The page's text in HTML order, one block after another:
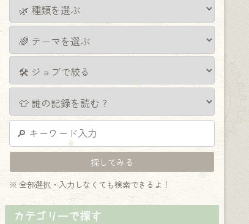
※ 全部選択・入力しなくても検索できるよ！
カテゴリーで探す